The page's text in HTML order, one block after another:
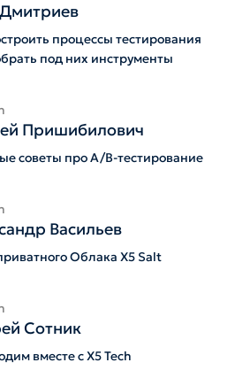
процессы тестирования
под них инструменты
Пришибилович
советы про A/B-тестирование
Васильев
Облака X5 Salt
Сотник
вместе с X5 Tech